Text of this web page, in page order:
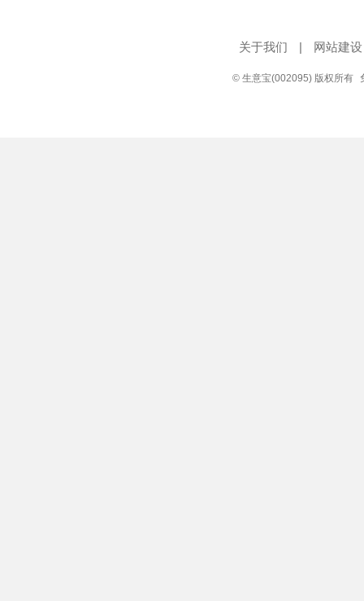
关于我们 | 网站建设
© 生意宝(002095) 版权所有